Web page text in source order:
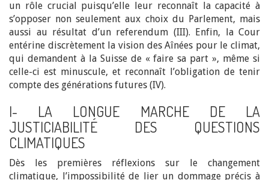
un rôle crucial puisqu’elle leur reconnaît la capacité à
s’opposer non seulement aux choix du Parlement, mais
aussi au résultat d’un referendum (III). Enfin, la Cour
entérine discrètement la vision des Aînées pour le climat,
qui demandent à la Suisse de « faire sa part », même si
celle-ci est minuscule, et reconnaît l’obligation de tenir
compte des générations futures (IV).
I- LA LONGUE MARCHE DE LA
JUSTICIABILITÉ DES QUESTIONS
CLIMATIQUES
Dès les premières réflexions sur le changement
climatique, l’impossibilité de lier un dommage précis à